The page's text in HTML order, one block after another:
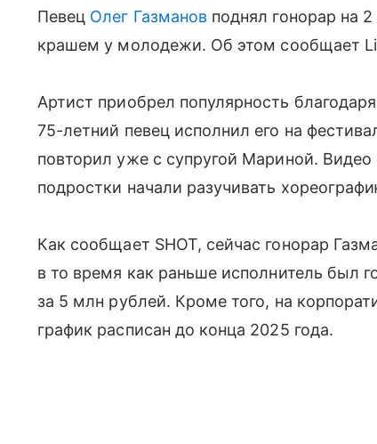
Певец Олег Газманов поднял гонорар на
крашем у молодежи. Об этом сообщает
Артист приобрел популярность
75-летний певец исполнил его на
повторил уже с супругой Мариной.
подростки начали разучивать
Как сообщает SHOT, сейчас гонорар
в то время как раньше исполнитель был
за 5 млн рублей. Кроме того, на
график расписан до конца 2025 года.